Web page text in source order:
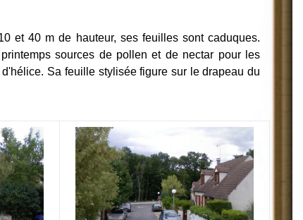
et 40 m de hauteur, ses feuilles sont caduques.
sources de pollen et de nectar pour les
Sa feuille stylisée figure sur le drapeau du